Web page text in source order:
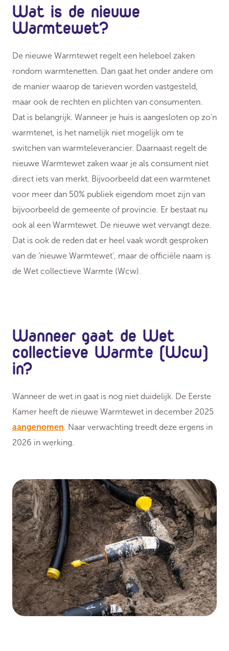
Wat is de nieuwe
Warmtewet?
De nieuwe Warmtewet regelt een heleboel zaken
rondom warmtenetten. Dan gaat het onder andere om
de manier waarop de tarieven worden vastgesteld,
maar ook de rechten en plichten van consumenten.
Dat is belangrijk. Wanneer je huis is aangesloten op zo'n
warmtenet, is het namelijk niet mogelijk om te
switchen van warmteleverancier. Daarnaast regelt de
nieuwe Warmtewet zaken waar je als consument niet
direct iets van merkt. Bijvoorbeeld dat een warmtenet
voor meer dan 50% publiek eigendom moet zijn van
bijvoorbeeld de gemeente of provincie. Er bestaat nu
ook al een Warmtewet. De nieuwe wet vervangt deze.
Dat is ook de reden dat er heel vaak wordt gesproken
van de ‘nieuwe Warmtewet', maar de officiële naam is
de Wet collectieve Warmte (Wcw).
Wanneer gaat de Wet
collectieve Warmte (Wcw)
in?
Wanneer de wet in gaat is nog niet duidelijk. De Eerste
Kamer heeft de nieuwe Warmtewet in december 2025
aangenomen. Naar verwachting treedt deze ergens in
2026 in werking.